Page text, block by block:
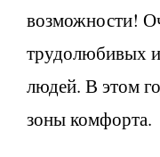
возможности!
трудолюбивых
людей. В этом
зоны комфорта.